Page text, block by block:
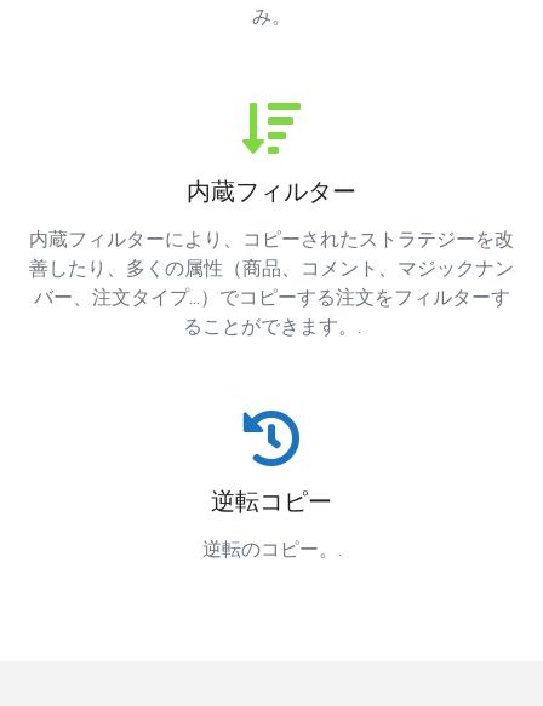
み。
内蔵フィルター
内蔵フィルターにより、コピーされたストラテジーを改
善したり、多くの属性（商品、コメント、マジックナン
バー、注文タイプ...）でコピーする注文をフィルターす
ることができます。.
逆転コピー
逆転のコピー。.